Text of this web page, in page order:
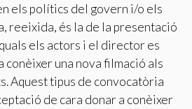
els polítics del govern i/o els
reeixida, és la de la presentació
els actors i el director es
conèixer una nova filmació als
Aquest tipus de convocatòria
de cara donar a conèixer
utilitzades per emmagatzemar
i les eleccions personals
l'observació continuada dels seus
a elles, podem conèixer els
lloc web i mostrar publicitat
de navegació de l'usuari.